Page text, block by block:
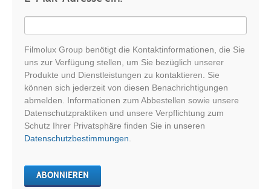
Filmolux Group benötigt die Kontaktinformationen, die Sie
uns zur Verfügung stellen, um Sie bezüglich unserer
Produkte und Dienstleistungen zu kontaktieren. Sie
können sich jederzeit von diesen Benachrichtigungen
abmelden. Informationen zum Abbestellen sowie unsere
Datenschutzpraktiken und unsere Verpflichtung zum
Schutz Ihrer Privatsphäre finden Sie in unseren
Datenschutzbestimmungen.